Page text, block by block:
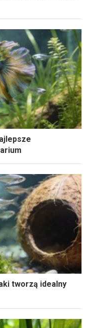
tworzą idealny